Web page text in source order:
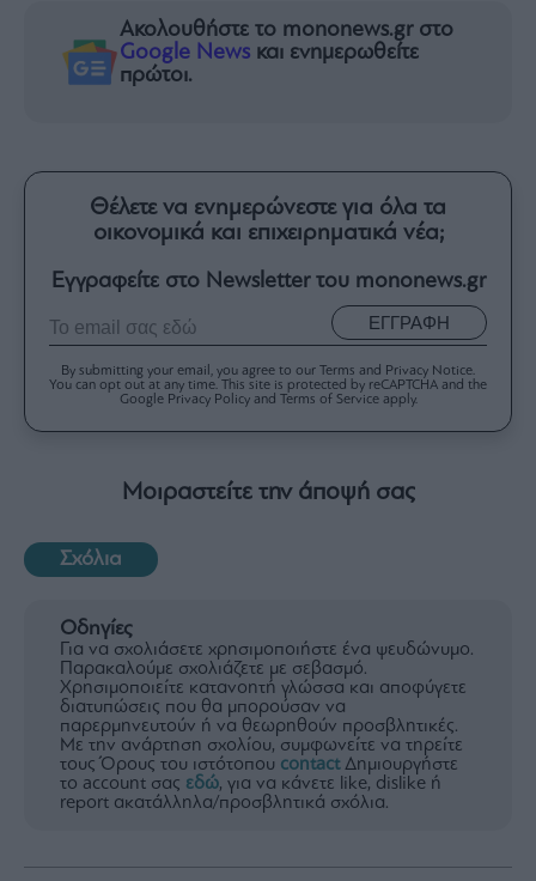
Ακολουθήστε το mononews.gr στο
Google News και ενημερωθείτε
πρώτοι.
Θέλετε να ενημερώνεστε για όλα τα
οικονομικά και επιχειρηματικά νέα;
Εγγραφείτε στο Newsletter του mononews.gr
ΕΓΓΡΑΦΗ
By submitting your email, you agree to our Terms and Privacy Notice.
You can opt out at any time. This site is protected by reCAPTCHA and the
Google Privacy Policy and Terms of Service apply.
Μοιραστείτε την άποψή σας
Σχόλια
Οδηγίες
Για να σχολιάσετε χρησιμοποιήστε ένα ψευδώνυμο.
Παρακαλούμε σχολιάζετε με σεβασμό.
Χρησιμοποιείτε κατανοητή γλώσσα και αποφύγετε
διατυπώσεις που θα μπορούσαν να
παρερμηνευτούν ή να θεωρηθούν προσβλητικές.
Με την ανάρτηση σχολίου, συμφωνείτε να τηρείτε
τους Όρους του ιστότοπου contactΔημιουργήστε
το account σας εδώ, για να κάνετε like, dislike ή
report ακατάλληλα/προσβλητικά σχόλια.